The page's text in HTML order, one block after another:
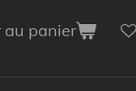
au panier